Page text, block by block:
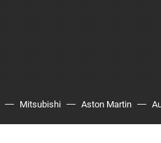
Mitsubishi Aston Martin